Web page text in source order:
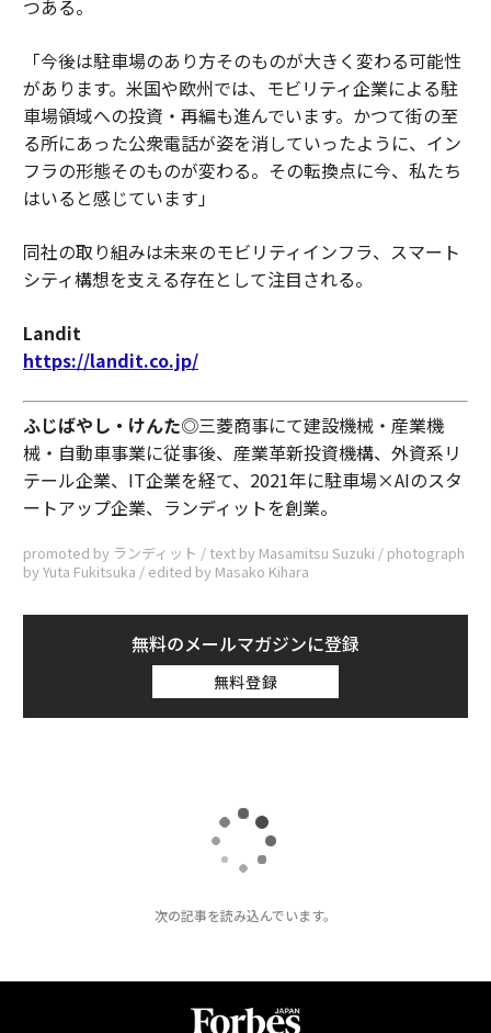
つある。
「今後は駐車場のあり方そのものが大きく変わる可能性
があります。米国や欧州では、モビリティ企業による駐
車場領域への投資・再編も進んでいます。かつて街の至
る所にあった公衆電話が姿を消していったように、イン
フラの形態そのものが変わる。その転換点に今、私たち
はいると感じています」
同社の取り組みは未来のモビリティインフラ、スマート
シティ構想を支える存在として注目される。
Landit
https://landit.co.jp/
ふじばやし・けんた◎三菱商事にて建設機械・産業機
械・自動車事業に従事後、産業革新投資機構、外資系リ
テール企業、IT企業を経て、2021年に駐車場×AIのスタ
ートアップ企業、ランディットを創業。
promoted by ランディット / text by Masamitsu Suzuki / photograph
by Yuta Fukitsuka / edited by Masako Kihara
無料のメールマガジンに登録
無料登録
私たちが求めるのは「優しい破滅」？ 行方不明
私たちが求めるのは「優しい破滅」？ 行方
ウエダ植田】